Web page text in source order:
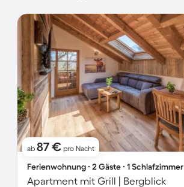
ab 87 € pro Nacht
Ferienwohnung ∙ 2 Gäste ∙ 1 Schlafzimmer
Apartment mit Grill | Bergblick